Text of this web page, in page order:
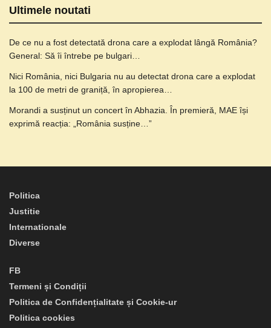
Ultimele noutati
De ce nu a fost detectată drona care a explodat lângă România?
General: Să îi întrebe pe bulgari…
Nici România, nici Bulgaria nu au detectat drona care a explodat
la 100 de metri de graniță, în apropierea…
Morandi a susținut un concert în Abhazia. În premieră, MAE își
exprimă reacția: „România susține…”
Politica
Justitie
Internationale
Diverse
FB
Termeni și Condiții
Politica de Confidențialitate și Cookie-ur
Politica cookies